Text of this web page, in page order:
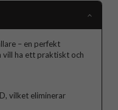
– en perfekt
vill ha ett praktiskt och
vilket eliminerar